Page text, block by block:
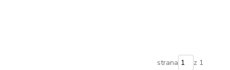
strana z 1